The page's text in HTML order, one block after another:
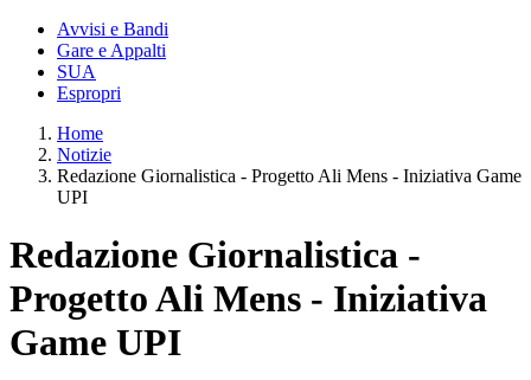
Avvisi e Bandi
Gare e Appalti
SUA
Espropri
Home
Notizie
Redazione Giornalistica - Progetto Ali Mens - Iniziativa Game
UPI
Redazione Giornalistica -
Progetto Ali Mens - Iniziativa
Game UPI